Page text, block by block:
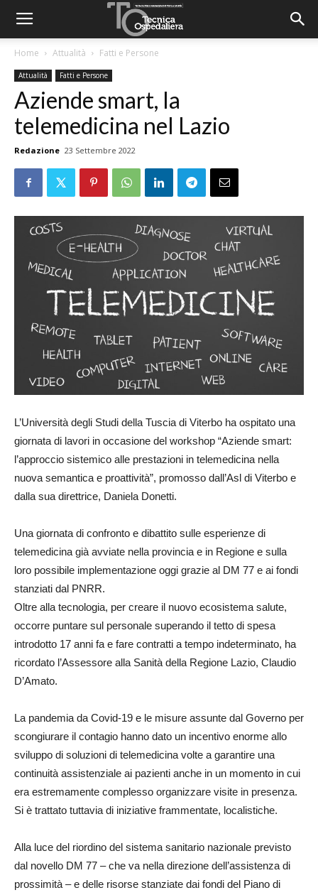
Home Attualità Fatti e Persone
Attualità Fatti e Persone
Aziende smart, la
telemedicina nel Lazio
Redazione 23 Settembre 2022
L’Università degli Studi della Tuscia di Viterbo ha ospitato una
giornata di lavori in occasione del workshop “Aziende smart:
l’approccio sistemico alle prestazioni in telemedicina nella
nuova semantica e proattività”, promosso dall’Asl di Viterbo e
dalla sua direttrice, Daniela Donetti.
Una giornata di confronto e dibattito sulle esperienze di
telemedicina già avviate nella provincia e in Regione e sulla
loro possibile implementazione oggi grazie al DM 77 e ai fondi
stanziati dal PNRR.
Oltre alla tecnologia, per creare il nuovo ecosistema salute,
occorre puntare sul personale superando il tetto di spesa
introdotto 17 anni fa e fare contratti a tempo indeterminato, ha
ricordato l’Assessore alla Sanità della Regione Lazio, Claudio
D’Amato.
La pandemia da Covid-19 e le misure assunte dal Governo per
scongiurare il contagio hanno dato un incentivo enorme allo
sviluppo di soluzioni di telemedicina volte a garantire una
continuità assistenziale ai pazienti anche in un momento in cui
era estremamente complesso organizzare visite in presenza.
Si è trattato tuttavia di iniziative frammentate, localistiche.
Alla luce del riordino del sistema sanitario nazionale previsto
dal novello DM 77 – che va nella direzione dell’assistenza di
prossimità – e delle risorse stanziate dai fondi del Piano di